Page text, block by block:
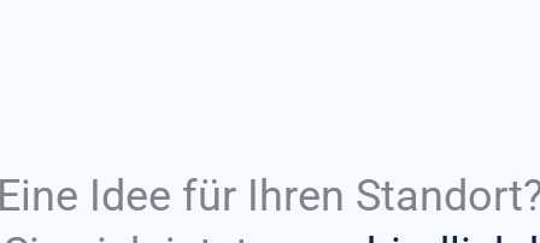
Eine Idee für Ihren